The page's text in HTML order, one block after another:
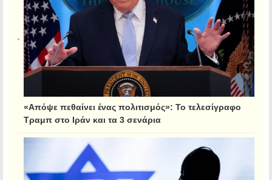
«Απόψε πεθαίνει ένας πολιτισμός»: Το τελεσίγραφο
Τραμπ στο Ιράν και τα 3 σενάρια